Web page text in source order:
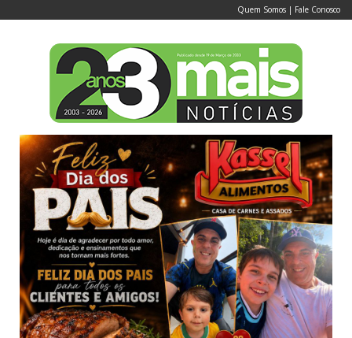
Quem Somos | Fale Conosco